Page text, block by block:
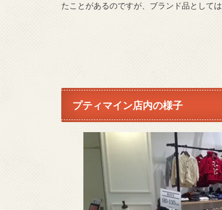
たことがあるのですが、ブランド品としては
プティマイン店内の様子